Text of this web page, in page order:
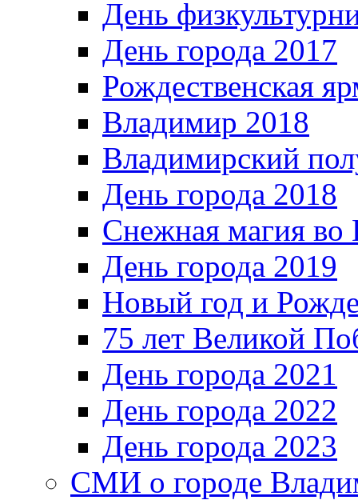
День
День города 2017
Рождественская
Владимир 2018
Владимирский
День города 2018
Снежная магия во
День города 2019
Новый год и
75 лет Великой
День города 2021
День города 2022
День города 2023
СМИ о городе